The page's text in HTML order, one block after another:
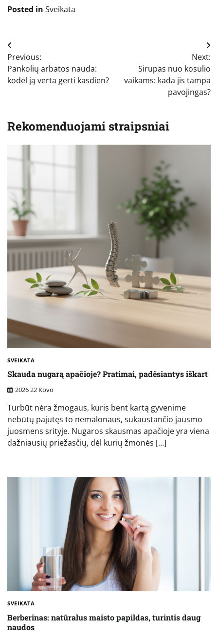
Posted in Sveikata
Navigacija
tarp
įrašų
Previous:
Pankolių arbatos nauda:
kodėl ją verta gerti kasdien?
Next:
Sirupas nuo kosulio
vaikams: kada jis tampa
pavojingas?
Rekomenduojami straipsniai
SVEIKATA
Skauda nugarą apačioje? Pratimai, padėsiantys iškart
2026 22 Kovo
Turbūt nėra žmogaus, kuris bent kartą gyvenime
nebūtų pajutęs to nemalonaus, sukaustančio jausmo
juosmens srityje. Nugaros skausmas apačioje yra viena
dažniausių priežasčių, dėl kurių žmonės […]
SVEIKATA
Berberinas: natūralus maisto papildas, turintis daug
naudos